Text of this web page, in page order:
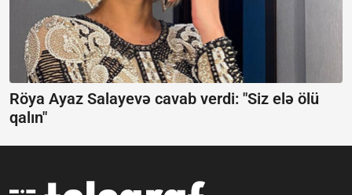
Röya Ayaz Salayevə cavab verdi: "Siz elə ölü
qalın"